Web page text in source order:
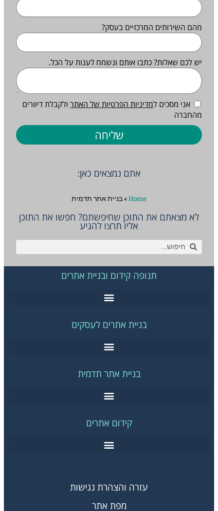
מהם השירותים המרכזיים בעסק?
יש לכם שאלות? כתבו אותם ונשמח לענות על הכל.
אני מסכים למדיניות הפרטיות של האתר ולקבלת דיוורים
מהחברה
שליחה
אתם נמצאים כאן:
Home
»בניית אתר תדמית
לא מצאתם את התוכן שחיפשתם? חפשו את התוכן
אליו תרצו להגיע
תנופה קידום ובניית אתרים
בניית אתרים לעסקים
בניית אתר תדמית
קידום אתרים
עזרה והצהרת נגישות
מפת אתר